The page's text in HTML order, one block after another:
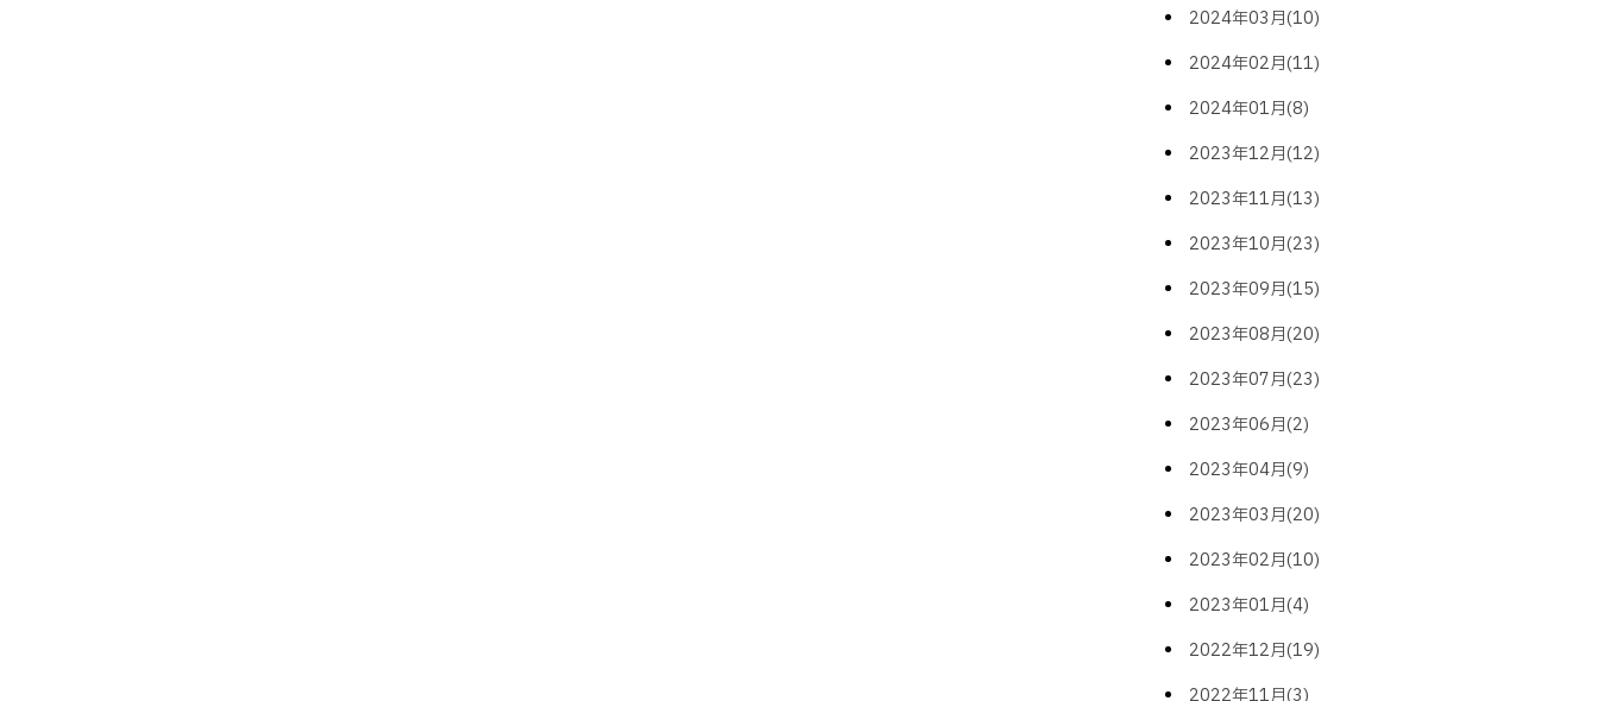
2024年03月(10)
2024年02月(11)
2024年01月(8)
2023年12月(12)
2023年11月(13)
2023年10月(23)
2023年09月(15)
2023年08月(20)
2023年07月(23)
2023年06月(2)
2023年04月(9)
2023年03月(20)
2023年02月(10)
2023年01月(4)
2022年12月(19)